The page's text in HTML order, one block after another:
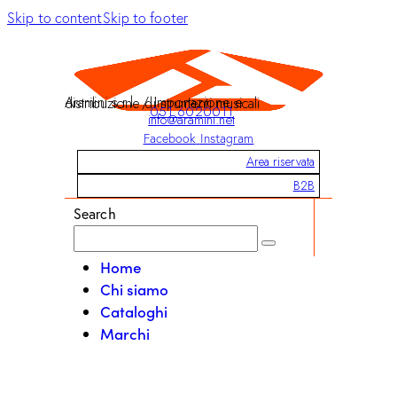
Skip to contentSkip to footer
Aramini s.r.l. / Importazione e distribuzione di strumenti musicali
051 6020011
info@aramini.net
Facebook Instagram
Area riservata
B2B
Search
Home
Chi siamo
Cataloghi
Marchi